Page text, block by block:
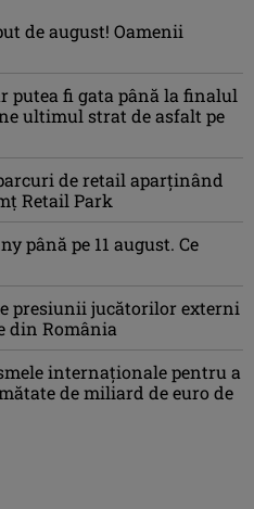
de august! Oamenii
putea fi gata până la finalul
ultimul strat de asfalt pe
de retail aparținând
Retail Park
până pe 11 august. Ce
presiunii jucătorilor externi
din România
internaționale pentru a
de miliard de euro de